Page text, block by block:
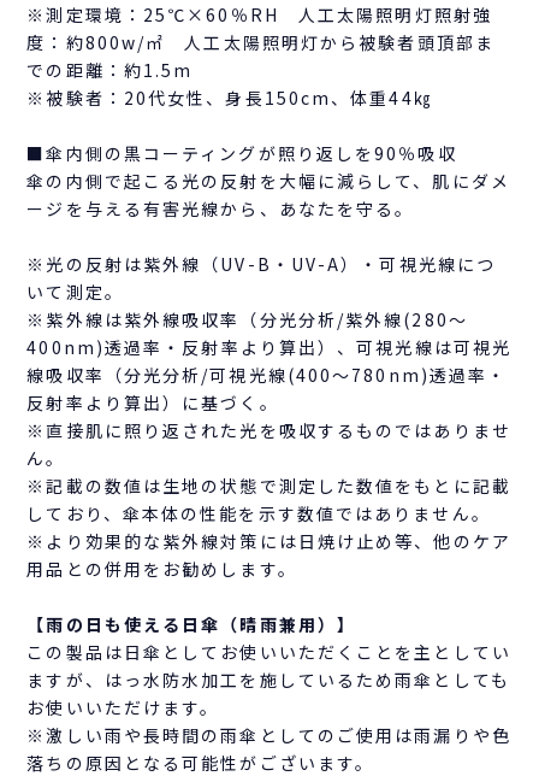
※測定環境：25℃×60％RH 人工太陽照明灯照射強
度：約800w/㎡ 人工太陽照明灯から被験者頭頂部ま
での距離：約1.5m
※被験者：20代女性、身長150cm、体重44㎏
■傘内側の黒コーティングが照り返しを90％吸収
傘の内側で起こる光の反射を大幅に減らして、肌にダメ
ージを与える有害光線から、あなたを守る。
※光の反射は紫外線（UV-B・UV-A）・可視光線につ
いて測定。
※紫外線は紫外線吸収率（分光分析/紫外線(280～
400nm)透過率・反射率より算出）、可視光線は可視光
線吸収率（分光分析/可視光線(400～780nm)透過率・
反射率より算出）に基づく。
※直接肌に照り返された光を吸収するものではありませ
ん。
※記載の数値は生地の状態で測定した数値をもとに記載
しており、傘本体の性能を示す数値ではありません。
※より効果的な紫外線対策には日焼け止め等、他のケア
用品との併用をお勧めします。
【雨の日も使える日傘（晴雨兼用）】
この製品は日傘としてお使いいただくことを主としてい
ますが、はっ水防水加工を施しているため雨傘としても
お使いいただけます。
※激しい雨や長時間の雨傘としてのご使用は雨漏りや色
落ちの原因となる可能性がございます。